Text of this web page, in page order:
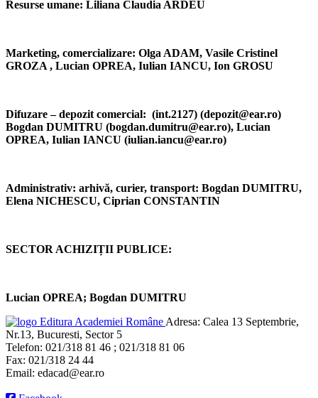
Resurse umane: Liliana Claudia ARDEU
Marketing, comercializare: Olga ADAM, Vasile Cristinel
GROZA , Lucian OPREA, Iulian IANCU, Ion GROSU
Difuzare – depozit comercial: (int.2127) (depozit@ear.ro)
Bogdan DUMITRU (bogdan.dumitru@ear.ro), Lucian
OPREA, Iulian IANCU (iulian.iancu@ear.ro)
Administrativ: arhivă, curier, transport: Bogdan DUMITRU,
Elena NICHESCU, Ciprian CONSTANTIN
SECTOR ACHIZIȚII PUBLICE:
Lucian OPREA; Bogdan DUMITRU
Editura Academiei Române Adresa: Calea 13 Septembrie,
Nr.13, Bucuresti, Sector 5
Telefon: 021/318 81 46 ; 021/318 81 06
Fax: 021/318 24 44
Email: edacad@ear.ro